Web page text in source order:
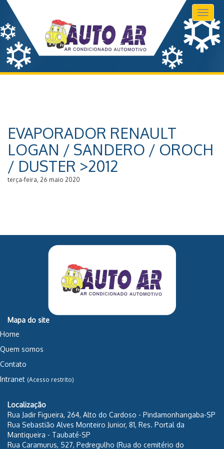
EVAPORADOR RENAULT
LOGAN / SANDERO / OROCH
/ DUSTER >2012
terça-feira, 26 maio 2020
Mapa do site
Home
Quem somos
Contato
Intranet (Acesso restrito)
Localização
Rua Jadir Figueira, 264, Alto do Cardoso - Pindamonhangaba-SP
Rua Sebastião Alves Monteiro Junior, 81, Res. Portal da
Mantiqueira - Taubaté-SP
Rua Caramurus, 527, Pedregulho (Rua do cemitério do